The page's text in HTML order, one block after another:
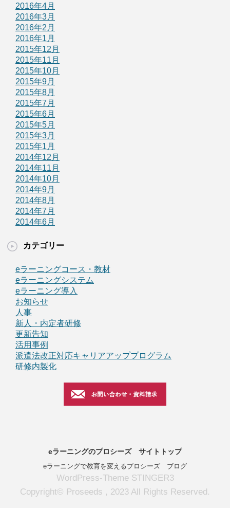
2016年4月
2016年3月
2016年2月
2016年1月
2015年12月
2015年11月
2015年10月
2015年9月
2015年8月
2015年7月
2015年6月
2015年5月
2015年3月
2015年1月
2014年12月
2014年11月
2014年10月
2014年9月
2014年8月
2014年7月
2014年6月
カテゴリー
eラーニングコース・教材
eラーニングシステム
eラーニング導入
お知らせ
人事
新人・内定者研修
更新告知
活用事例
派遣法改正対応キャリアアッププログラム
研修内製化
eラーニングのプロシーズ サイトトップ
eラーニングで教育を変えるプロシーズ ブログ
WordPress-Theme STINGER3
Copyright© Proseeds , 2023 All Rights Reserved.